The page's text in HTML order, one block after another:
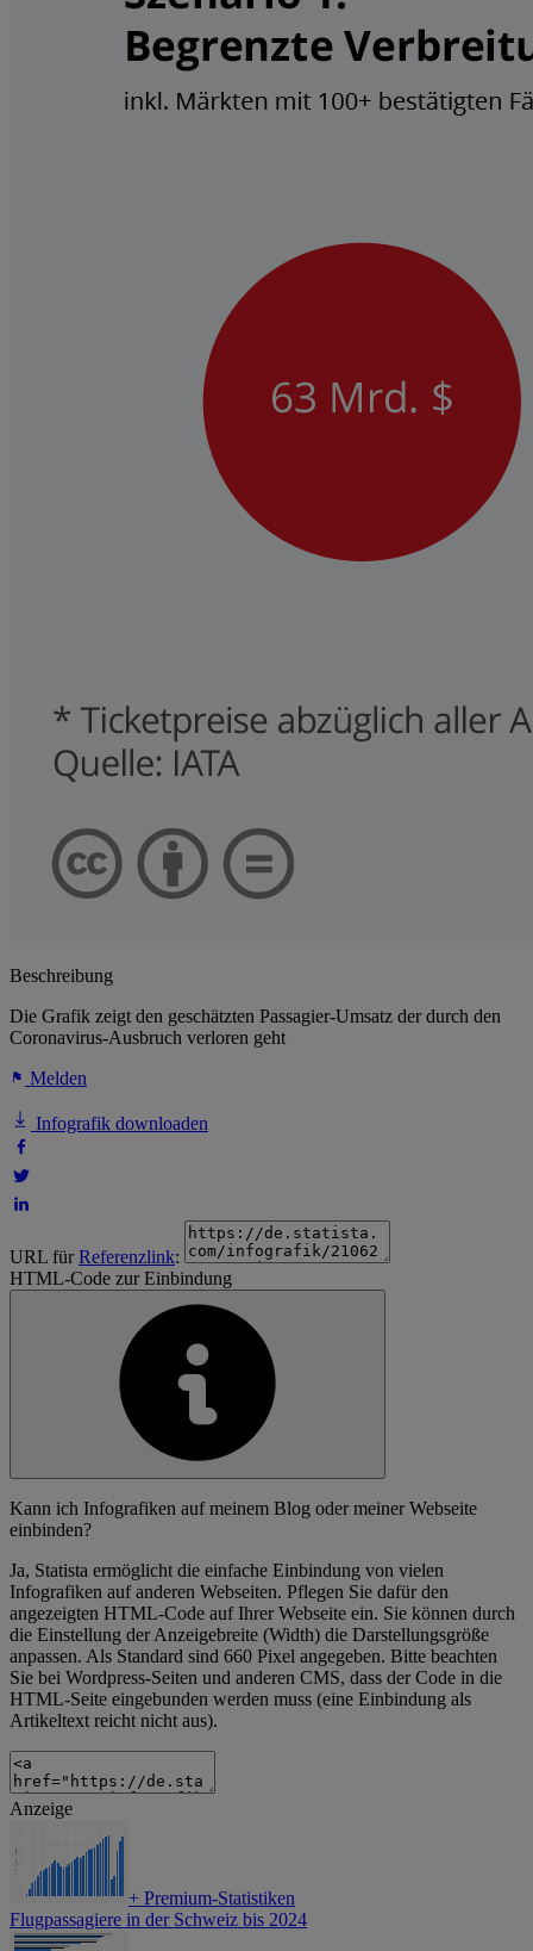
Beschreibung
Die Grafik zeigt den geschätzten Passagier-Umsatz der durch den
Coronavirus-Ausbruch verloren geht
Melden
Infografik downloaden
URL fürReferenzlink:
HTML-Code zur Einbindung
Kann ich Infografiken auf meinem Blog oder meiner Webseite
einbinden?
Ja, Statista ermöglicht die einfache Einbindung von vielen
Infografiken auf anderen Webseiten. Pflegen Sie dafür den
angezeigten HTML-Code auf Ihrer Webseite ein. Sie können durch
die Einstellung der Anzeigebreite (Width) die Darstellungsgröße
anpassen. Als Standard sind 660 Pixel angegeben. Bitte beachten
Sie bei Wordpress-Seiten und anderen CMS, dass der Code in die
HTML-Seite eingebunden werden muss (eine Einbindung als
Artikeltext reicht nicht aus).
Anzeige
+ Premium-Statistiken
Flugpassagiere in der Schweiz bis 2024